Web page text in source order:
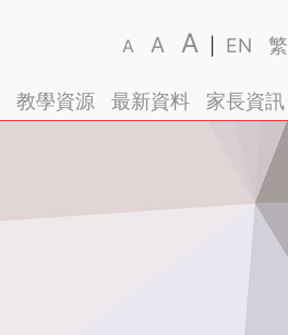
A A A EN 繁
教學資源 最新資料 家長資訊